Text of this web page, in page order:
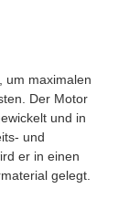
um maximalen
Der Motor
und in
und
er in einen
gelegt.